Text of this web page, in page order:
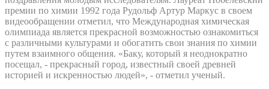
премии по химии 1992 года Рудольф Артур Маркус в своем
видеообращении отметил, что Международная химическая
олимпиада является прекрасной возможностью ознакомиться
с различными культурами и обогатить свои знания по химии
путем взаимного общения. «Баку, который я неоднократно
посещал, - прекрасный город, известный своей древней
историей и искренностью людей», - отметил ученый.